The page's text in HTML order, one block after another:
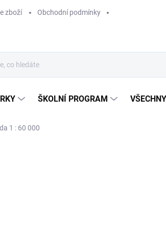
zboží Obchodní podmínky
ŠKOLNÍ PROGRAM
1 : 60 000